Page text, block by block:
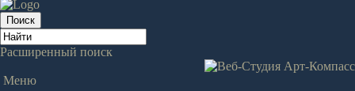
Расширенный поиск
Меню